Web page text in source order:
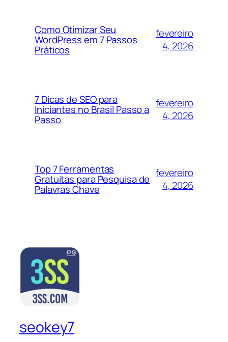
Como Otimizar Seu
WordPress em 7 Passos
Práticos
fevereiro
4, 2026
7 Dicas de SEO para
Iniciantes no Brasil Passo a
Passo
fevereiro
4, 2026
Top 7 Ferramentas
Gratuitas para Pesquisa de
Palavras Chave
fevereiro
4, 2026
seokey7